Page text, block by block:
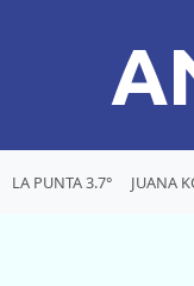
LA PUNTA 3.7° JUANA